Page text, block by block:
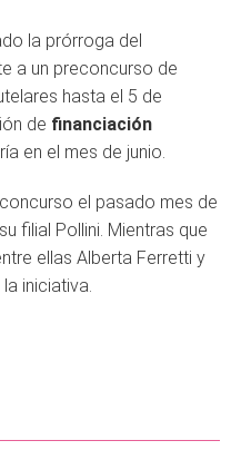
la prórroga del
a un preconcurso de
hasta el 5 de
de financiación
en el mes de junio.
el pasado mes de
filial Pollini. Mientras que
ellas Alberta Ferretti y
iniciativa.